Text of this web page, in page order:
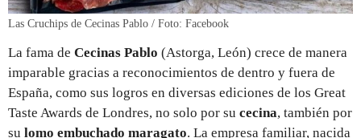
Las Cruchips de Cecinas Pablo / Foto: Facebook
La fama de Cecinas Pablo (Astorga, León) crece de manera
imparable gracias a reconocimientos de dentro y fuera de
España, como sus logros en diversas ediciones de los Great
Taste Awards de Londres, no solo por su cecina, también por
su lomo embuchado maragato. La empresa familiar, nacida